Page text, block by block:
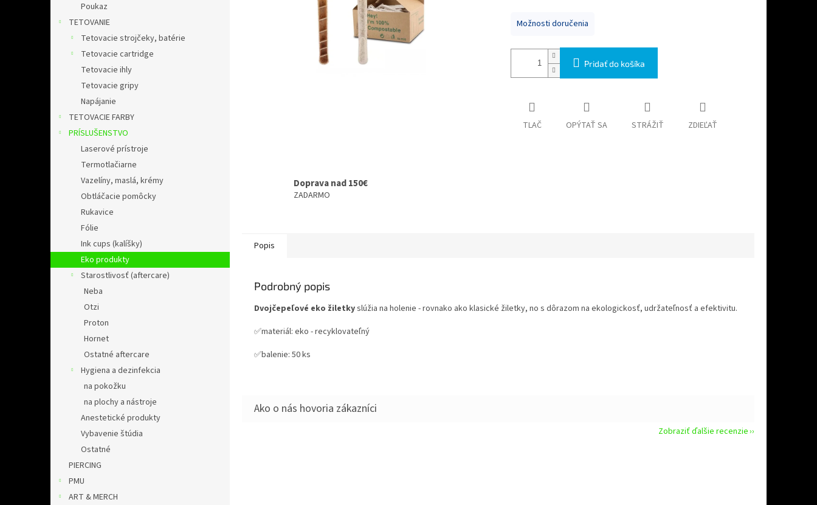
Poukaz
TETOVANIE
Tetovacie strojčeky, batérie
Tetovacie cartridge
Tetovacie ihly
Tetovacie gripy
Napájanie
TETOVACIE FARBY
PRÍSLUŠENSTVO
Laserové prístroje
Termotlačiarne
Vazelíny, maslá, krémy
Obtláčacie pomôcky
Rukavice
Fólie
Ink cups (kalíšky)
Eko produkty
Starostlivosť (aftercare)
Neba
Otzi
Proton
Hornet
Ostatné aftercare
Hygiena a dezinfekcia
na pokožku
na plochy a nástroje
Anestetické produkty
Vybavenie štúdia
Ostatné
PIERCING
PMU
ART & MERCH
Možnosti doručenia
Pridať do košíka
TLAČ OPÝTAŤ SA STRÁŽIŤ ZDIEĽAŤ
Doprava nad 150€
ZADARMO
Popis
Podrobný popis
Dvojčepeľové eko žiletkyslúžia na holenie - rovnako ako klasické žiletky, no s dôrazom na ekologickosť, udržateľnosť a efektivitu.
✅materiál: eko - recyklovateľný
✅balenie: 50 ks
Zobraziť ďalšie recenzie